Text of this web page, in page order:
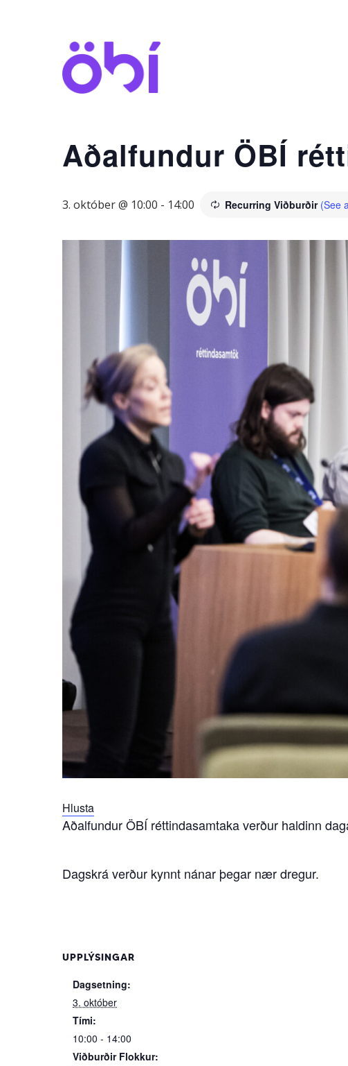
Aðalfundur ÖBÍ
3. október @ 10:00 - 14:00 Recurring Viðburðir (See
Hlusta
Aðalfundur ÖBÍ réttindasamtaka verður haldinn
Dagskrá verður kynnt nánar þegar nær dregur.
UPPLÝSINGAR
Dagsetning:
3. október
Tími:
10:00 - 14:00
Viðburðir Flokkur: